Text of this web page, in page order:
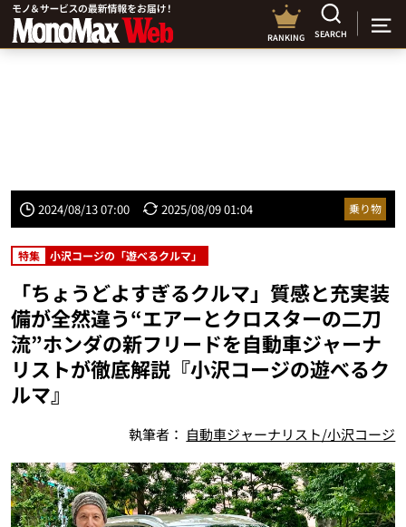
RANKING SEARCH
2024/08/13 07:00 2025/08/09 01:04 乗り物
特集 小沢コージの「遊べるクルマ」
「ちょうどよすぎるクルマ」質感と充実装
備が全然違う“エアーとクロスターの二刀
流”ホンダの新フリードを自動車ジャーナ
リストが徹底解説『小沢コージの遊べるク
ルマ』
執筆者： 自動車ジャーナリスト/小沢コージ